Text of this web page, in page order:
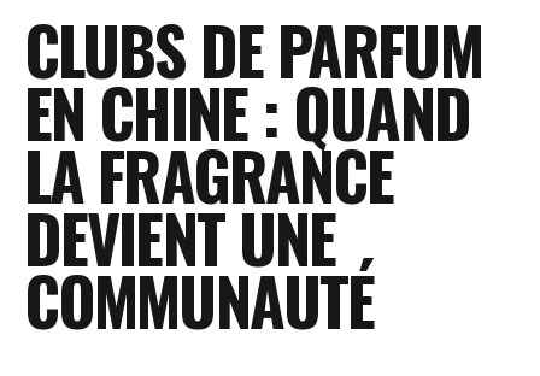
CLUBS DE PARFUM
EN CHINE : QUAND
LA FRAGRANCE
DEVIENT UNE
COMMUNAUTÉ